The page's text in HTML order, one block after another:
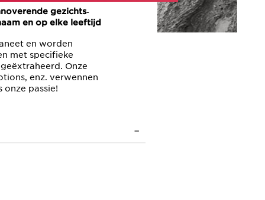
gezichts‑
en op elke leeftijd
en worden
met specifieke
Onze
enz. verwennen
passie!